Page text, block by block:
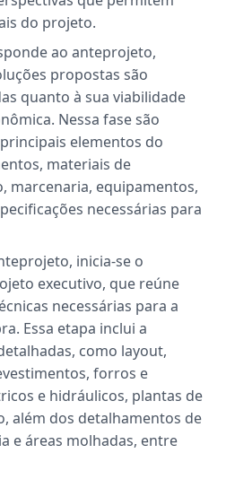
do projeto.
ao anteprojeto,
propostas são
quanto à sua viabilidade
Nessa fase são
elementos do
materiais de
marcenaria, equipamentos,
necessárias para
inicia-se o
executivo, que reúne
necessárias para a
Essa etapa inclui a
como layout,
forros e
e hidráulicos, plantas de
além dos detalhamentos de
e áreas molhadas, entre